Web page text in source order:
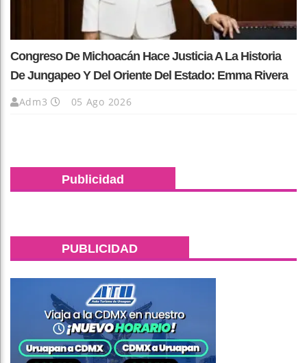
Congreso De Michoacán Hace Justicia A La Historia
De Jungapeo Y Del Oriente Del Estado: Emma Rivera
Adm3 05 Ago 2026
Publicidad
PUBLICIDAD